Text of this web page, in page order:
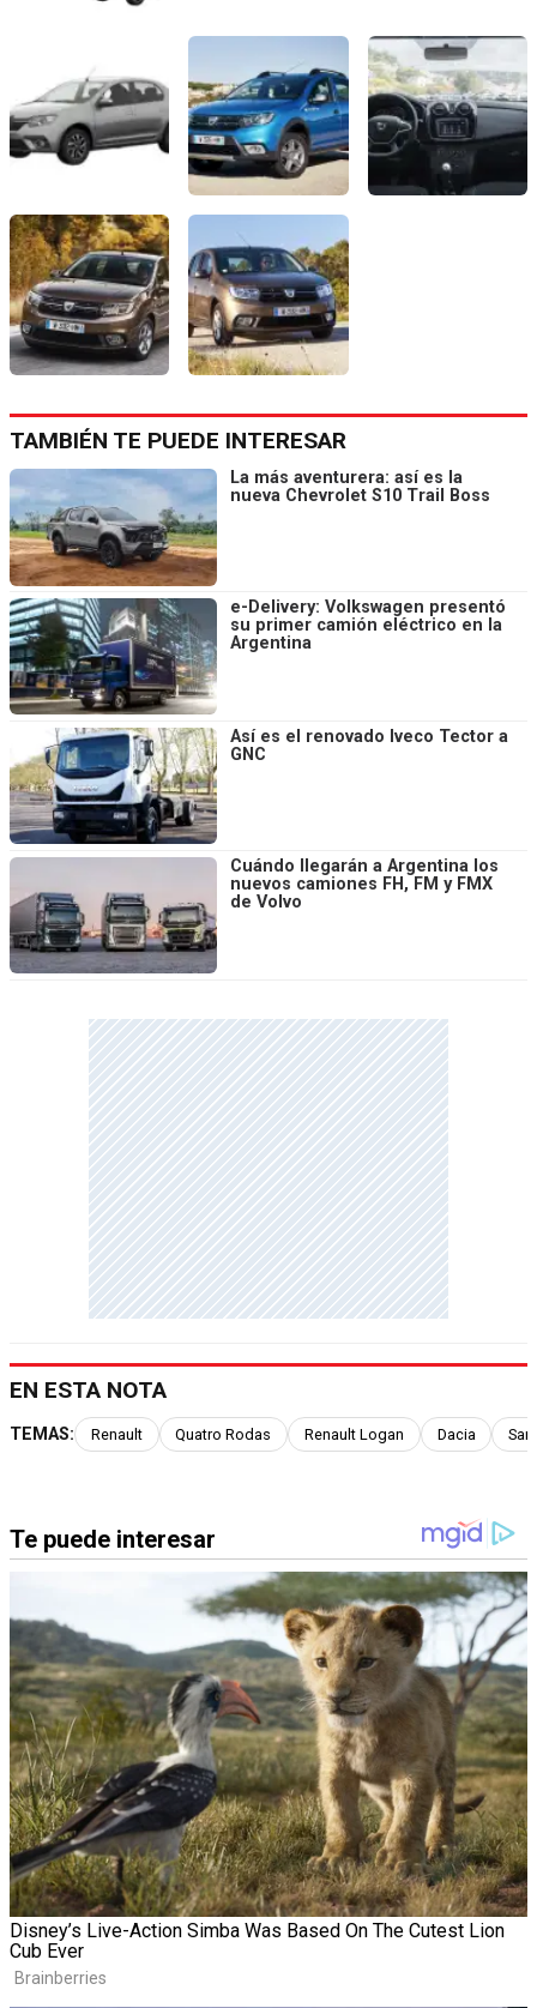
TAMBIÉN TE PUEDE INTERESAR
La más aventurera: así es la
nueva Chevrolet S10 Trail Boss
e-Delivery: Volkswagen presentó
su primer camión eléctrico en la
Argentina
Así es el renovado Iveco Tector a
GNC
Cuándo llegarán a Argentina los
nuevos camiones FH, FM y FMX
de Volvo
EN ESTA NOTA
TEMAS: Renault Quatro Rodas Renault Logan Dacia